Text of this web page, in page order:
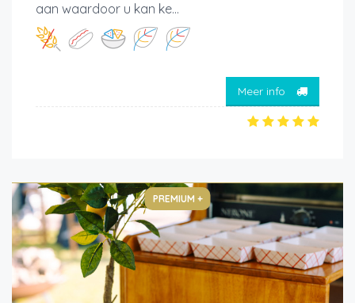
aan waardoor u kan ke...
Meer info
PREMIUM +